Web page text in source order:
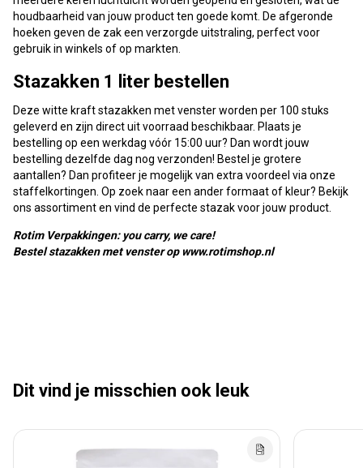
houdbaarheid van jouw product ten goede komt. De afgeronde
hoeken geven de zak een verzorgde uitstraling, perfect voor
gebruik in winkels of op markten.
Stazakken 1 liter bestellen
Deze witte kraft stazakken met venster worden per 100 stuks
geleverd en zijn direct uit voorraad beschikbaar. Plaats je
bestelling op een werkdag vóór 15:00 uur? Dan wordt jouw
bestelling dezelfde dag nog verzonden! Bestel je grotere
aantallen? Dan profiteer je mogelijk van extra voordeel via onze
staffelkortingen. Op zoek naar een ander formaat of kleur? Bekijk
ons assortiment en vind de perfecte stazak voor jouw product.
Rotim Verpakkingen: you carry, we care!
Bestel stazakken met venster op www.rotimshop.nl
Dit vind je misschien ook leuk